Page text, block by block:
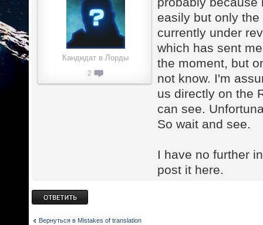
easily but only
currently under
which has sent
the moment, but
not know. I'm
us directly on the
can see.
So wait and see.
I have no further
post it here.
Кандидат в Лорды
2
Ответить
Вернуться в Mistakes of translation